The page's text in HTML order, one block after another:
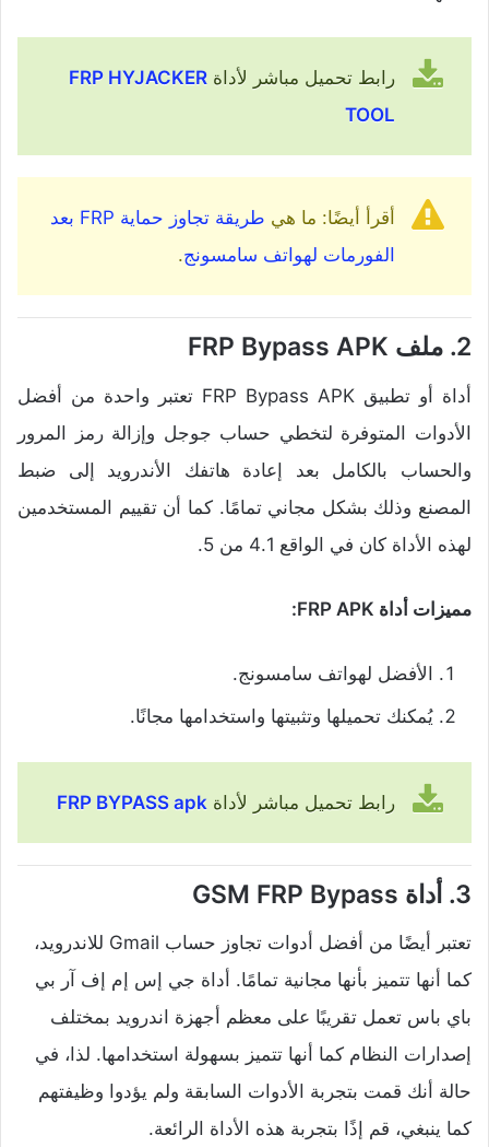
رابط تحميل مباشر لأداة FRP HYJACKER
TOOL
أقرأ أيضًا: ما هي
طريقة تجاوز حماية FRP بعد
الفورمات لهواتف سامسونج.
2. ملف FRP Bypass APK
أداة أو تطبيق FRP Bypass APK تعتبر واحدة من أفضل
الأدوات المتوفرة لتخطي حساب جوجل وإزالة رمز المرور
والحساب بالكامل بعد إعادة هاتفك الأندرويد إلى ضبط
المصنع وذلك بشكل مجاني تمامًا. كما أن تقييم المستخدمين
لهذه الأداة كان في الواقع 4.1 من 5.
مميزات أداة FRP APK:
الأفضل لهواتف سامسونج.
يُمكنك تحميلها وتثبيتها واستخدامها مجانًا.
رابط تحميل مباشر لأداة FRP BYPASS apk
3. أداة GSM FRP Bypass
تعتبر أيضًا من أفضل أدوات تجاوز حساب Gmail للاندرويد،
كما أنها تتميز بأنها مجانية تمامًا. أداة جي إس إم إف آر بي
باي باس تعمل تقريبًا على معظم أجهزة اندرويد بمختلف
إصدارات النظام كما أنها تتميز بسهولة استخدامها. لذا، في
حالة أنك قمت بتجربة الأدوات السابقة ولم يؤدوا وظيفتهم
كما ينبغي، قم إذًا بتجربة هذه الأداة الرائعة.